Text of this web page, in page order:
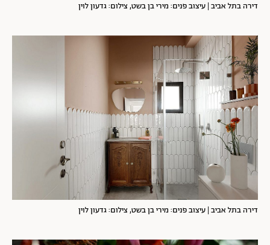
דירה בתל אביב | עיצוב פנים: מירי בן בשט, צילום: גדעון לוין
דירה בתל אביב | עיצוב פנים: מירי בן בשט, צילום: גדעון לוין